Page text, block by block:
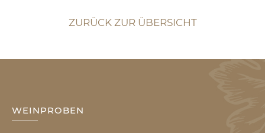
ZURÜCK ZUR ÜBERSICHT
WEINPROBEN